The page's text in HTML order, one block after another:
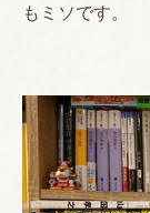
もミソです。